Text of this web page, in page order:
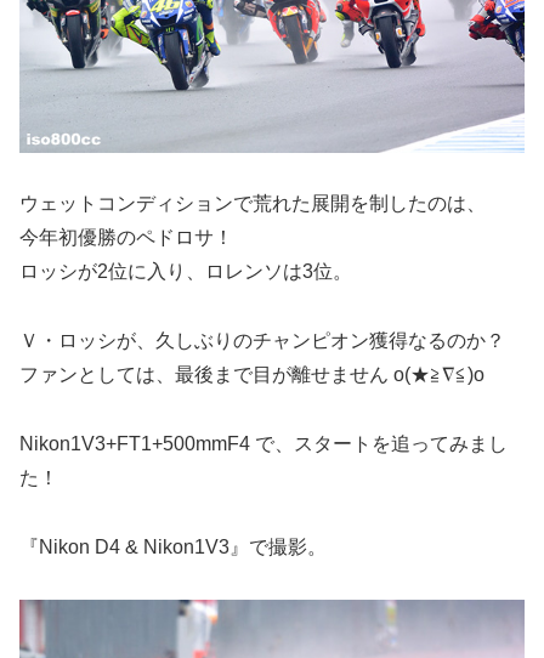
ウェットコンディションで荒れた展開を制したのは、
今年初優勝のペドロサ！
ロッシが2位に入り、ロレンソは3位。
Ｖ・ロッシが、久しぶりのチャンピオン獲得なるのか？
ファンとしては、最後まで目が離せません o(★≧∇≦)o
Nikon1V3+FT1+500mmF4 で、スタートを追ってみまし
た！
『Nikon D4 & Nikon1V3』で撮影。